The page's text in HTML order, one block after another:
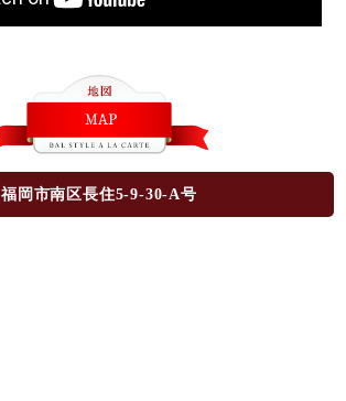
福岡市南区長住5-9-30-A号